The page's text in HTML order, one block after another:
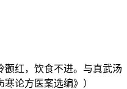
颧红，饮食不进。与真武汤
论方医案选编》）